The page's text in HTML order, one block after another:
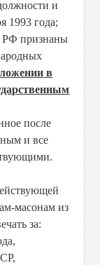
и
1993 года;
РФ признаны
в
после
и все
масонам из
за: